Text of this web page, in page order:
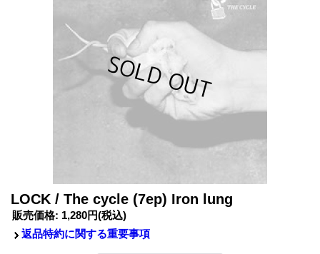
LOCK / The cycle (7ep) Iron lung
販売価格: 1,280円(税込)
返品特約に関する重要事項